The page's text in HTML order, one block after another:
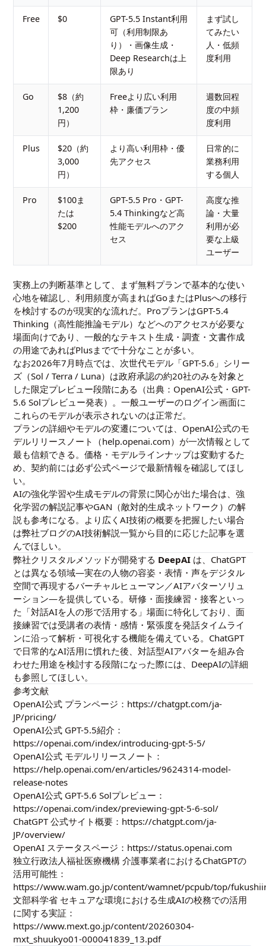
Free $0
GPT-5.5 Instant利用
可（利用制限あ
り）・画像生成・
Deep Researchは上
限あり
まず試し
てみたい
人・低頻
度利用
Go
$8（約
1,200
円）
Freeより広い利用
枠・廉価プラン
週数回程
度の中頻
度利用
Plus
$20（約
3,000
円）
より高い利用枠・優
先アクセス
日常的に
業務利用
する個人
Pro
$100ま
たは
$200
GPT-5.5 Pro・GPT-
5.4 Thinkingなど高
性能モデルへのアク
セス
高度な推
論・大量
利用が必
要な上級
ユーザー
実務上の判断基準として、まず無料プランで基本的な使い
心地を確認し、利用頻度が高まればGoまたはPlusへの移行
を検討するのが現実的な流れだ。ProプランはGPT-5.4
Thinking（高性能推論モデル）などへのアクセスが必要な
場面向けであり、一般的なテキスト生成・調査・文書作成
の用途であればPlusまでで十分なことが多い。
なお2026年7月時点では、次世代モデル「GPT-5.6」シリー
ズ（Sol / Terra / Luna）は政府承認の約20社のみを対象と
した限定プレビュー段階にある（出典： OpenAI公式・GPT-
5.6 Solプレビュー発表）。一般ユーザーのログイン画面に
これらのモデルが表示されないのは正常だ。
プランの詳細やモデルの変遷については、OpenAI公式のモ
デルリリースノート（help.openai.com）が一次情報として
最も信頼できる。価格・モデルラインナップは変動するた
め、契約前には必ず公式ページで最新情報を確認してほし
い。
AIの強化学習や生成モデルの背景に関心が出た場合は、強
化学習の解説記事やGAN（敵対的生成ネットワーク）の解
説も参考になる。より広くAI技術の概要を把握したい場合
は弊社ブログのAI技術解説一覧から目的に応じた記事を選
んでほしい。
弊社クリスタルメソッドが開発する DeepAI は、ChatGPT
とは異なる領域—実在の人物の容姿・表情・声をデジタル
空間で再現するバーチャルヒューマン／AIアバターソリュ
ーション—を提供している。研修・面接練習・接客といっ
た「対話AIを人の形で活用する」場面に特化しており、面
接練習では受講者の表情・感情・緊張度を発話タイムライ
ンに沿って解析・可視化する機能を備えている。ChatGPT
で日常的なAI活用に慣れた後、対話型AIアバターを組み合
わせた用途を検討する段階になった際には、DeepAIの詳細
も参照してほしい。
参考文献
OpenAI公式 プランページ： https://chatgpt.com/ja-
JP/pricing/
OpenAI公式 GPT-5.5紹介：
https://openai.com/index/introducing-gpt-5-5/
OpenAI公式 モデルリリースノート：
https://help.openai.com/en/articles/9624314-model-
release-notes
OpenAI公式 GPT-5.6 Solプレビュー：
https://openai.com/index/previewing-gpt-5-6-sol/
ChatGPT 公式サイト概要： https://chatgpt.com/ja-
JP/overview/
OpenAI ステータスページ： https://status.openai.com
独立行政法人福祉医療機構 介護事業者におけるChatGPTの
活用可能性：
https://www.wam.go.jp/content/wamnet/pcpub/top/
文部科学省 セキュアな環境における生成AIの校務での活用
に関する実証：
https://www.mext.go.jp/content/20260304-
mxt_shuukyo01-000041839_13.pdf